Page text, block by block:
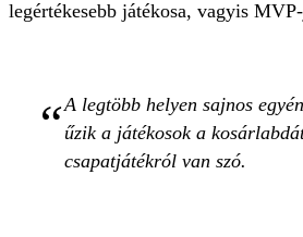
legértékesebb játékosa, vagyis
A legtöbb helyen sajnos
űzik a játékosok a
csapatjátékról van szó.